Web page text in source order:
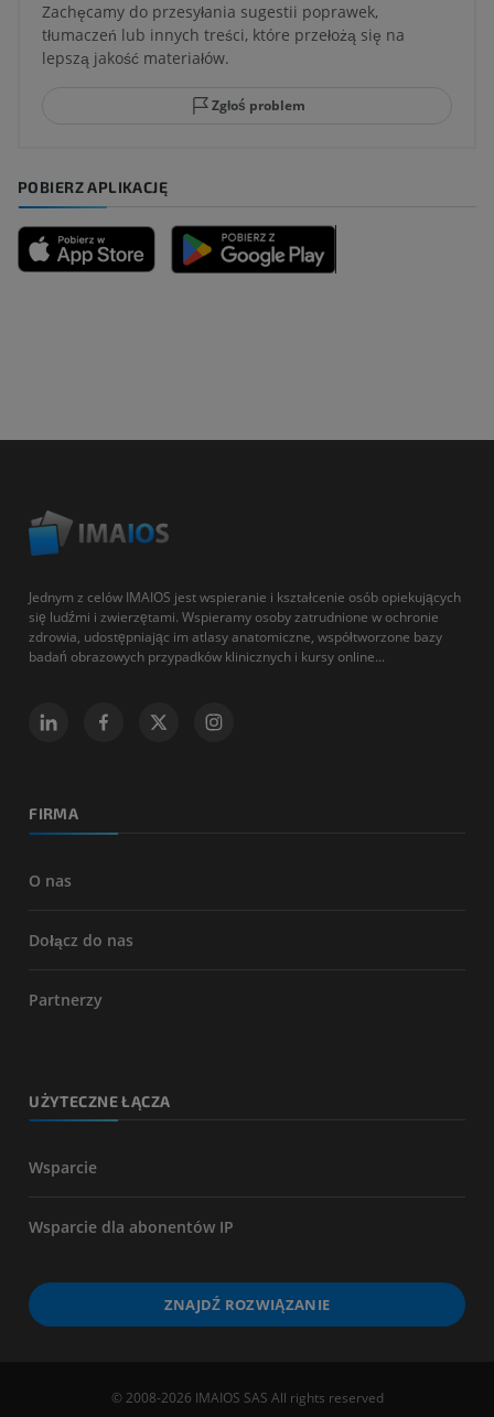
Zachęcamy do przesyłania sugestii poprawek,
tłumaczeń lub innych treści, które przełożą się na
lepszą jakość materiałów.
Zgłoś problem
POBIERZ APLIKACJĘ
Jednym z celów IMAIOS jest wspieranie i kształcenie osób opiekujących
się ludźmi i zwierzętami. Wspieramy osoby zatrudnione w ochronie
zdrowia, udostępniając im atlasy anatomiczne, współtworzone bazy
badań obrazowych przypadków klinicznych i kursy online...
FIRMA
O nas
Dołącz do nas
Partnerzy
UŻYTECZNE ŁĄCZA
Wsparcie
Wsparcie dla abonentów IP
ZNAJDŹ ROZWIĄZANIE
© 2008-2026 IMAIOS SAS All rights reserved